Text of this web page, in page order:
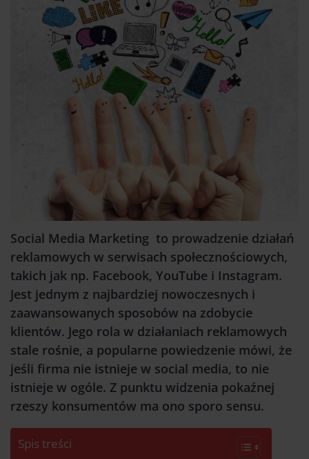
Social Media Marketing to prowadzenie działań
reklamowych w serwisach społecznościowych,
takich jak np. Facebook, YouTube i Instagram.
Jest jednym z najbardziej nowoczesnych i
zaawansowanych sposobów na zdobycie
klientów. Jego rola w działaniach reklamowych
stale rośnie, a popularne powiedzenie mówi, że
jeśli firma nie istnieje w social media, to nie
istnieje w ogóle. Z punktu widzenia pokaźnej
rzeszy konsumentów ma ono sporo sensu.
Spis treści